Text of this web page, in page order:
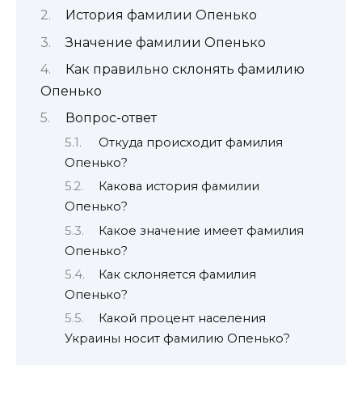
История фамилии Опенько
Значение фамилии Опенько
Как правильно склонять фамилию
Опенько
Вопрос-ответ
Откуда происходит фамилия
Опенько?
Какова история фамилии
Опенько?
Какое значение имеет фамилия
Опенько?
Как склоняется фамилия
Опенько?
Какой процент населения
Украины носит фамилию Опенько?